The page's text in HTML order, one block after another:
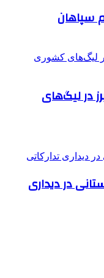
سپاهان
در لیگ‌های
در دیداری